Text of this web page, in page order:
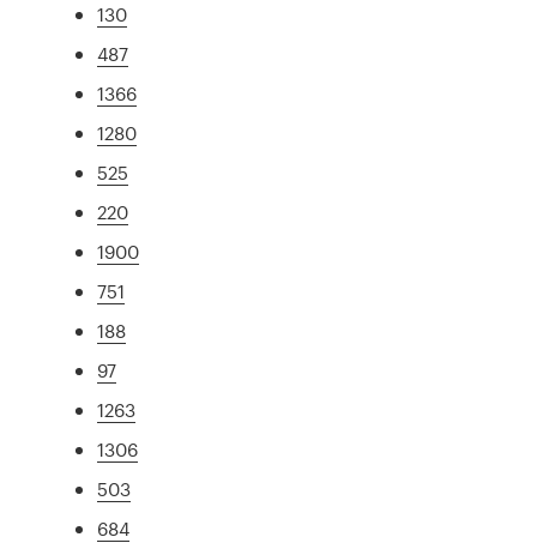
130
487
1366
1280
525
220
1900
751
188
97
1263
1306
503
684